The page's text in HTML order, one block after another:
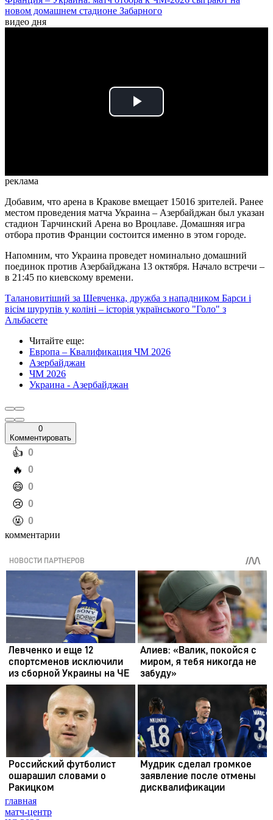
новом домашнем стадионе Забарного
видео дня
Play
реклама
Добавим, что арена в Кракове вмещает 15016 зрителей. Ранее
местом проведения матча Украина – Азербайджан был указан
стадион Тарчинский Арена во Вроцлаве. Домашняя игра
отбора против Франции состоится именно в этом городе.
Напомним, что Украина проведет номинально домашний
поединок против Азербайджана 13 октября. Начало встречи –
в 21:45 по киевскому времени.
Талановитіший за Шевченка, дружба з нападником Барси і
вісім шурупів у коліні – історія українського "Голо" з
Альбасете
Читайте еще:
Европа – Квалификация ЧМ 2026
Азербайджан
ЧМ 2026
Украина - Азербайджан
0
Комментировать
️👍 0
️🔥 0
️😄 0
️😢 0
️🤬 0
комментарии
главная
матч-центр